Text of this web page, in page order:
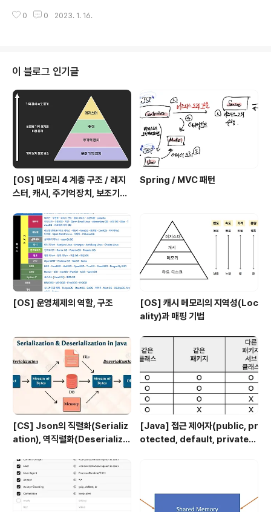
스 : 핵심 비즈니스 로직 구현 3. 리포지토리 : DB에 접근,
라 우선 인터페이스로 구현 클래스를 변경할수 있도록 설
계 - 데이터 저장소(DB)는 RDB, NoSQL 등등 다양한 저
장소가 있지만 고민중인 상황 - 개발진행을 위해서 초기 개
발 단계에서는 구현체로 가벼운 메모리 기반의 데이터 저
장소 사용 2. 회원 도메인과 Re..
0 0 2023. 1. 16.
이 블로그 인기글
[OS] 메모리 4 계층 구조 / 레지
스터, 캐시, 주기억장치, 보조기억
Spring / MVC 패턴
[OS] 운영체제의 역할, 구조
[OS] 캐시 메모리의 지역성(Loc
ality)과 매핑 기법
[CS] Json의 직렬화(Serializ
ation), 역직렬화(Deserializa
[Java] 접근 제어자(public, pr
otected, default, private)